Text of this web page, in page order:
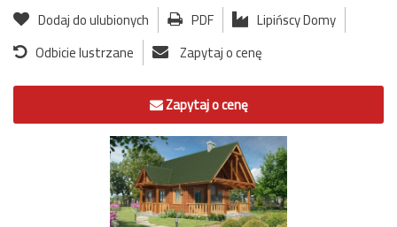
Dodaj do ulubionych PDF
Lipińscy Domy
Odbicie lustrzane
Zapytaj o cenę
Zapytaj o cenę